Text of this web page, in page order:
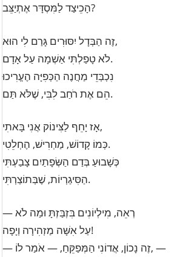
הָכֵיצַד לַמִּסְדָּר אֶתְיַצֵּב?
זֶה הַבְּדָל יִסּוּרִים גָּרַם לִי הוּא,
לֹא טָפַלְתִּי אַשְׁמָה עַל אָדָם.
נִכְבְּדֵי מַחֲנֶה הַכְּפִיָּה הֶעֱרִיכוּ
הֵם אֶת רֹחַב לִבִּי, שֶׁלֹּא תַּם.
אָז יָחֵף לַצִּינוֹק אֲנִי בָּאתִי,
כְּמוֹ קָדוֹשׁ, מַחְרִישׁ, הֶחְלֵטִי.
כְּשָׁבוּעַ בְּדַם הַשְּׂפָתַיִם צָבַעְתִּי
הַסִּיגַרְיוֹת, שֶׁבְּתוֹצַרְתִּי.
— רְאֵה, מִילְיוֹנִים בִּזְבַּזְתָּ וּמַה לֹא
עַל אִשָּׁה מַזְהִירָה וְיָפָה!
— זֶה נָכוֹן, אֲדוֹנִי הַמְּפַקֵּחַ, — אֹמַר לוֹ, —